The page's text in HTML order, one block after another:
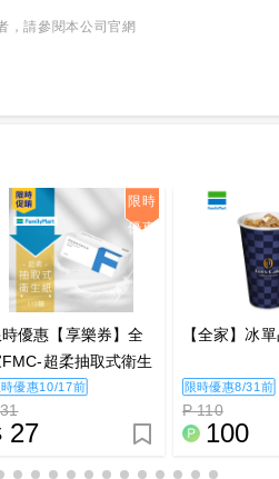
，請參閱本公司官網
限時
優惠
時優惠【享樂券】全
超柔抽取式衛生
(包)
時優惠10/17前
27
【全家】冰
限時優惠8/31前
P 110
100